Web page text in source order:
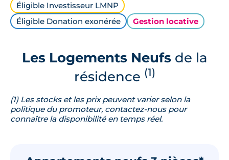
Éligible Investisseur LMNP
Éligible Donation exonérée
Gestion locative
Les Logements Neufsde la
résidence (1)
(1) Les stocks et les prix peuvent varier selon la
politique du promoteur, contactez-nous pour
connaître la disponibilité en temps réel.